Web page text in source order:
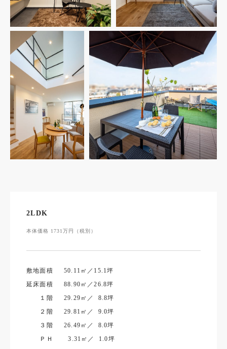
2LDK
本体価格 1731万円（税別）
敷地面積
50.11㎡／15.1坪
延床面積
88.90㎡／26.8坪
１階
29.29㎡／ 8.8坪
２階
29.81㎡／ 9.0坪
３階
26.49㎡／ 8.0坪
ＰＨ
3.31㎡／ 1.0坪